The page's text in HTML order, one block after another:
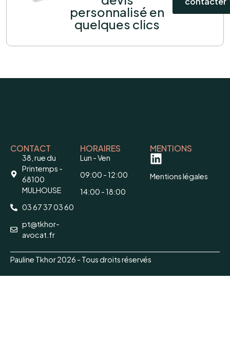
personnalisé en
quelques clics
CONTACT
38, rue du
Printemps -
68100
MULHOUSE
03 67 37 03 60
pt@tkhor-
avocat.fr
HORAIRES
Lun - Ven
09:00 - 12:00
14:00 - 18:00
MENTIONS
Mentions légales
Pauline Tkhor 2026 - Tous droits réservés